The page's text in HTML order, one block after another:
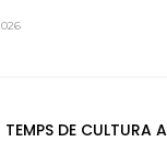
TEMPS DE CULTURA